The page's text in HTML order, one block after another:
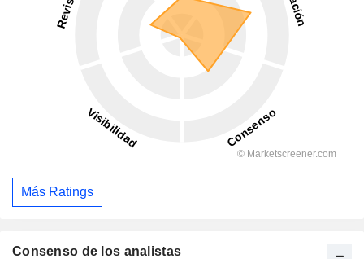
Más Ratings
Consenso de los analistas